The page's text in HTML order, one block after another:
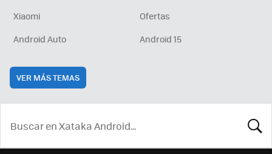
Xiaomi
Ofertas
Android Auto
Android 15
VER MÁS TEMAS